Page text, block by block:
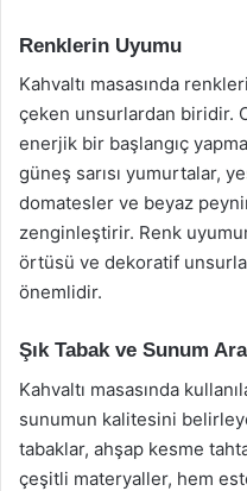
Renklerin Uyumu
Kahvaltı masasında
çeken unsurlardan biridir.
enerjik bir başlangıç
güneş sarısı yumurtalar,
domatesler ve beyaz
zenginleştirir. Renk
örtüsü ve dekoratif
önemlidir.
Şık Tabak ve Sunum
Kahvaltı masasında
sunumun kalitesini
tabaklar, ahşap kesme
çeşitli materyaller, hem